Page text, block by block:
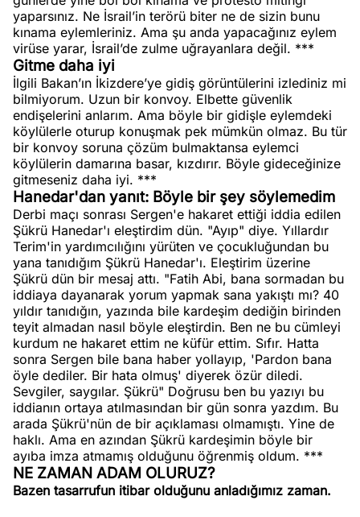
yaparsınız. Ne İsrail’in terörü biter ne de sizin bunu
kınama eylemleriniz. Ama şu anda yapacağınız eylem
virüse yarar, İsrail’de zulme uğrayanlara değil. ***
Gitme daha iyi
İlgili Bakan’ın İkizdere’ye gidiş görüntülerini izlediniz mi
bilmiyorum. Uzun bir konvoy. Elbette güvenlik
endişelerini anlarım. Ama böyle bir gidişle eylemdeki
köylülerle oturup konuşmak pek mümkün olmaz. Bu tür
bir konvoy soruna çözüm bulmaktansa eylemci
köylülerin damarına basar, kızdırır. Böyle gideceğinize
gitmeseniz daha iyi. ***
Hanedar'dan yanıt: Böyle bir şey söylemedim
Derbi maçı sonrası Sergen'e hakaret ettiği iddia edilen
Şükrü Hanedar'ı eleştirdim dün. "Ayıp" diye. Yıllardır
Terim'in yardımcılığını yürüten ve çocukluğundan bu
yana tanıdığım Şükrü Hanedar'ı. Eleştirim üzerine
Şükrü dün bir mesaj attı. "Fatih Abi, bana sormadan bu
iddiaya dayanarak yorum yapmak sana yakıştı mı? 40
yıldır tanıdığın, yazında bile kardeşim dediğin birinden
teyit almadan nasıl böyle eleştirdin. Ben ne bu cümleyi
kurdum ne hakaret ettim ne küfür ettim. Sıfır. Hatta
sonra Sergen bile bana haber yollayıp, 'Pardon bana
öyle dediler. Bir hata olmuş' diyerek özür diledi.
Sevgiler, saygılar. Şükrü" Doğrusu ben bu yazıyı bu
iddianın ortaya atılmasından bir gün sonra yazdım. Bu
arada Şükrü'nün de bir açıklaması olmamıştı. Yine de
haklı. Ama en azından Şükrü kardeşimin böyle bir
ayıba imza atmamış olduğunu öğrenmiş oldum. ***
NE ZAMAN ADAM OLURUZ?
Bazen tasarrufun itibar olduğunu anladığımız zaman.